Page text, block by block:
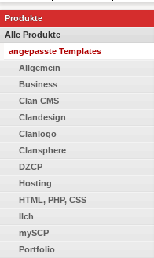
Produkte
Alle Produkte
angepasste Templates
Allgemein
Business
Clan CMS
Clandesign
Clanlogo
Clansphere
DZCP
Hosting
HTML, PHP, CSS
Ilch
mySCP
Portfolio